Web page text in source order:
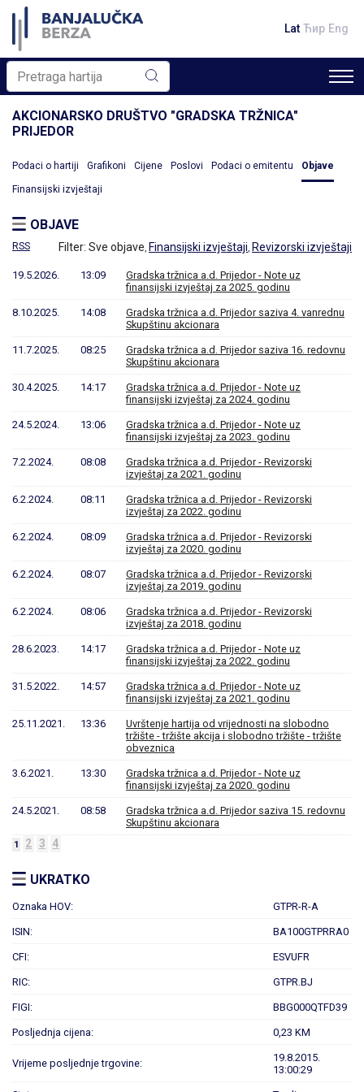
Lat Ћир Eng
AKCIONARSKO DRUŠTVO "GRADSKA TRŽNICA"
PRIJEDOR
Podaci o hartiji Grafikoni Cijene Poslovi Podaci o emitentu Objave
Finansijski izvještaji
OBJAVE
RSS Filter: Sve objave, Finansijski izvještaji, Revizorski izvještaji
19.5.2026. 13:09
Gradska tržnica a.d. Prijedor - Note uz
finansijski izvještaj za 2025. godinu
8.10.2025. 14:08
Gradska tržnica a.d. Prijedor saziva 4. vanrednu
Skupštinu akcionara
11.7.2025. 08:25
Gradska tržnica a.d. Prijedor saziva 16. redovnu
Skupštinu akcionara
30.4.2025. 14:17
Gradska tržnica a.d. Prijedor - Note uz
finansijski izvještaj za 2024. godinu
24.5.2024. 13:06
Gradska tržnica a.d. Prijedor - Note uz
finansijski izvještaj za 2023. godinu
7.2.2024. 08:08
Gradska tržnica a.d. Prijedor - Revizorski
izvještaj za 2021. godinu
6.2.2024. 08:11
Gradska tržnica a.d. Prijedor - Revizorski
izvještaj za 2022. godinu
6.2.2024. 08:09
Gradska tržnica a.d. Prijedor - Revizorski
izvještaj za 2020. godinu
6.2.2024. 08:07
Gradska tržnica a.d. Prijedor - Revizorski
izvještaj za 2019. godinu
6.2.2024. 08:06
Gradska tržnica a.d. Prijedor - Revizorski
izvještaj za 2018. godinu
28.6.2023. 14:17
Gradska tržnica a.d. Prijedor - Note uz
finansijski izvještaj za 2022. godinu
31.5.2022. 14:57
Gradska tržnica a.d. Prijedor - Note uz
finansijski izvještaj za 2021. godinu
25.11.2021. 13:36
Uvrštenje hartija od vrijednosti na slobodno
tržište - tržište akcija i slobodno tržište - tržište
obveznica
3.6.2021. 13:30
Gradska tržnica a.d. Prijedor - Note uz
finansijski izvještaj za 2020. godinu
24.5.2021. 08:58
Gradska tržnica a.d. Prijedor saziva 15. redovnu
Skupštinu akcionara
1 2 3 4
UKRATKO
Oznaka HOV: GTPR-R-A
ISIN: BA100GTPRRA0
CFI: ESVUFR
RIC: GTPR.BJ
FIGI: BBG000QTFD39
Posljednja cijena: 0,23 KM
Vrijeme posljednje trgovine:
19.8.2015.
13:00:29